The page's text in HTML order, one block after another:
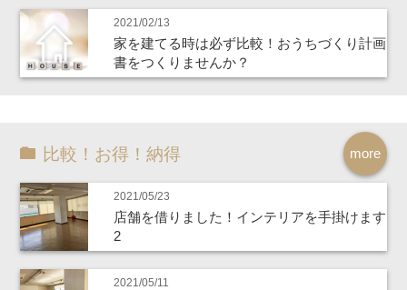
2021/02/13
家を建てる時は必ず比較！おうちづくり計画
書をつくりませんか？
more
比較！お得！納得
2021/05/23
店舗を借りました！インテリアを手掛けます
2
2021/05/11